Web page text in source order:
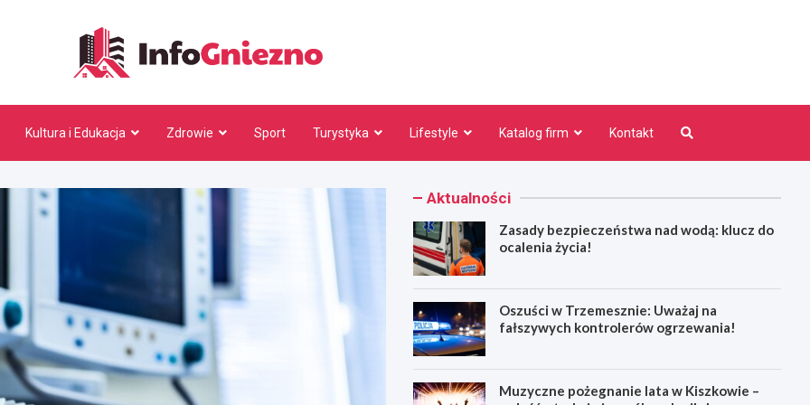
Kultura i Edukacja Zdrowie Sport Turystyka Lifestyle Katalog firm Kontakt
Aktualności
Zasady bezpieczeństwa nad wodą: klucz do
ocalenia życia!
Oszuści w Trzemesznie: Uważaj na
fałszywych kontrolerów ogrzewania!
Muzyczne pożegnanie lata w Kiszkowie –